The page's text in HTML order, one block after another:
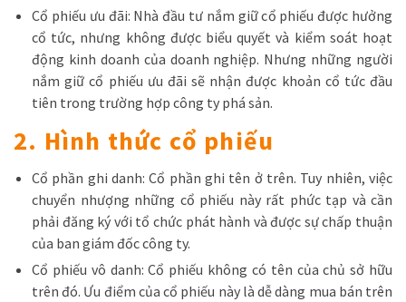
Cổ phiếu ưu đãi: Nhà đầu tư nắm giữ cổ phiếu được hưởng
cổ tức, nhưng không được biểu quyết và kiểm soát hoạt
động kinh doanh của doanh nghiệp. Nhưng những người
nắm giữ cổ phiếu ưu đãi sẽ nhận được khoản cổ tức đầu
tiên trong trường hợp công ty phá sản.
2. Hình thức cổ phiếu
Cổ phần ghi danh: Cổ phần ghi tên ở trên. Tuy nhiên, việc
chuyển nhượng những cổ phiếu này rất phức tạp và cần
phải đăng ký với tổ chức phát hành và được sự chấp thuận
của ban giám đốc công ty.
Cổ phiếu vô danh: Cổ phiếu không có tên của chủ sở hữu
trên đó. Ưu điểm của cổ phiếu này là dễ dàng mua bán trên